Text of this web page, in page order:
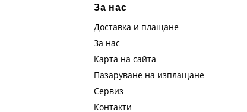
За нас
Доставка и плащане
За нас
Карта на сайта
Пазаруване на изплащане
Сервиз
Контакти